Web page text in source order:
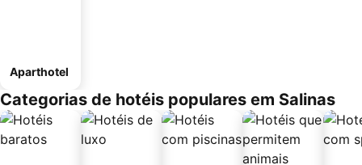
Aparthotel
Categorias de hotéis populares em Salinas